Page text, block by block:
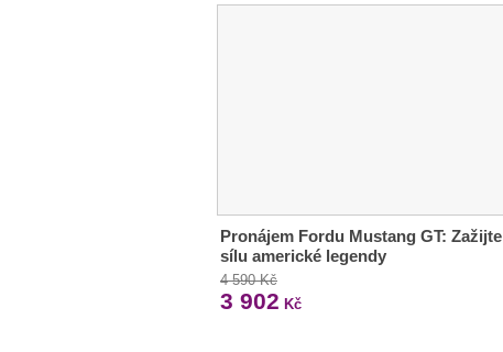
Pronájem Fordu Mustang GT: Zažijte
sílu americké legendy
4 590 Kč
3 902 Kč